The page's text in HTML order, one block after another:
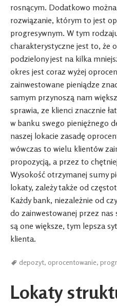
rosnącym. Dodatkowo
rozwiązanie, którym to jest
progresywnym. W tym
charakterystyczne jest to, że
podzielony jest na kilka
okres jest coraz wyżej
zainwestowane pieniądze
samym przynoszą nam
sprawia, ze klienci znacznie
w banku swego pieniężnego
naszej lokacie zasadę
wówczas to wielu klientów
propozycją, a przez to
Wysokość otrzymanej sumy
lokaty, zależy także od
Każdy bank, niezależnie od
do zainwestowanej przez nas
są one większe, tym lepsza
klienta.
depozyt, oprocentowanie,
Lokaty